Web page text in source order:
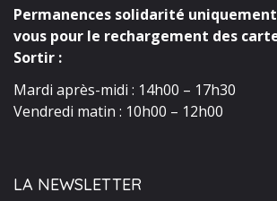
Permanences solidarité
vous pour le rechargement des
Sortir :
Mardi après-midi : 14h00 – 17h30
Vendredi matin : 10h00 – 12h00
LA NEWSLETTER